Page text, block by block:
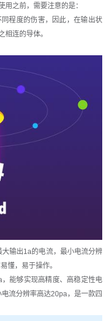
之前，需要注意的是：
程度的伤害，因此，在输出状
连的导体。
输出1a的电流，最小电流分辨
懂，易于操作。
能够实现高精度、高稳定性电
流分辨率高达20pa，是一款四